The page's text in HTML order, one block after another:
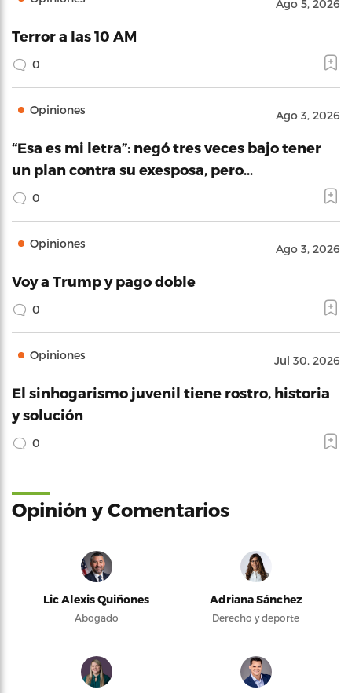
Ago 5, 2026
Terror a las 10 AM
0
Opiniones Ago 3, 2026
“Esa es mi letra”: negó tres veces bajo tener
un plan contra su exesposa, pero…
0
Opiniones Ago 3, 2026
Voy a Trump y pago doble
0
Opiniones Jul 30, 2026
El sinhogarismo juvenil tiene rostro, historia
y solución
0
Opinión y Comentarios
Lic Alexis Quiñones
Abogado
Adriana Sánchez
Derecho y deporte